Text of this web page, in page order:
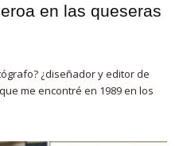
en las queseras
¿diseñador y editor de
me encontré en 1989 en los